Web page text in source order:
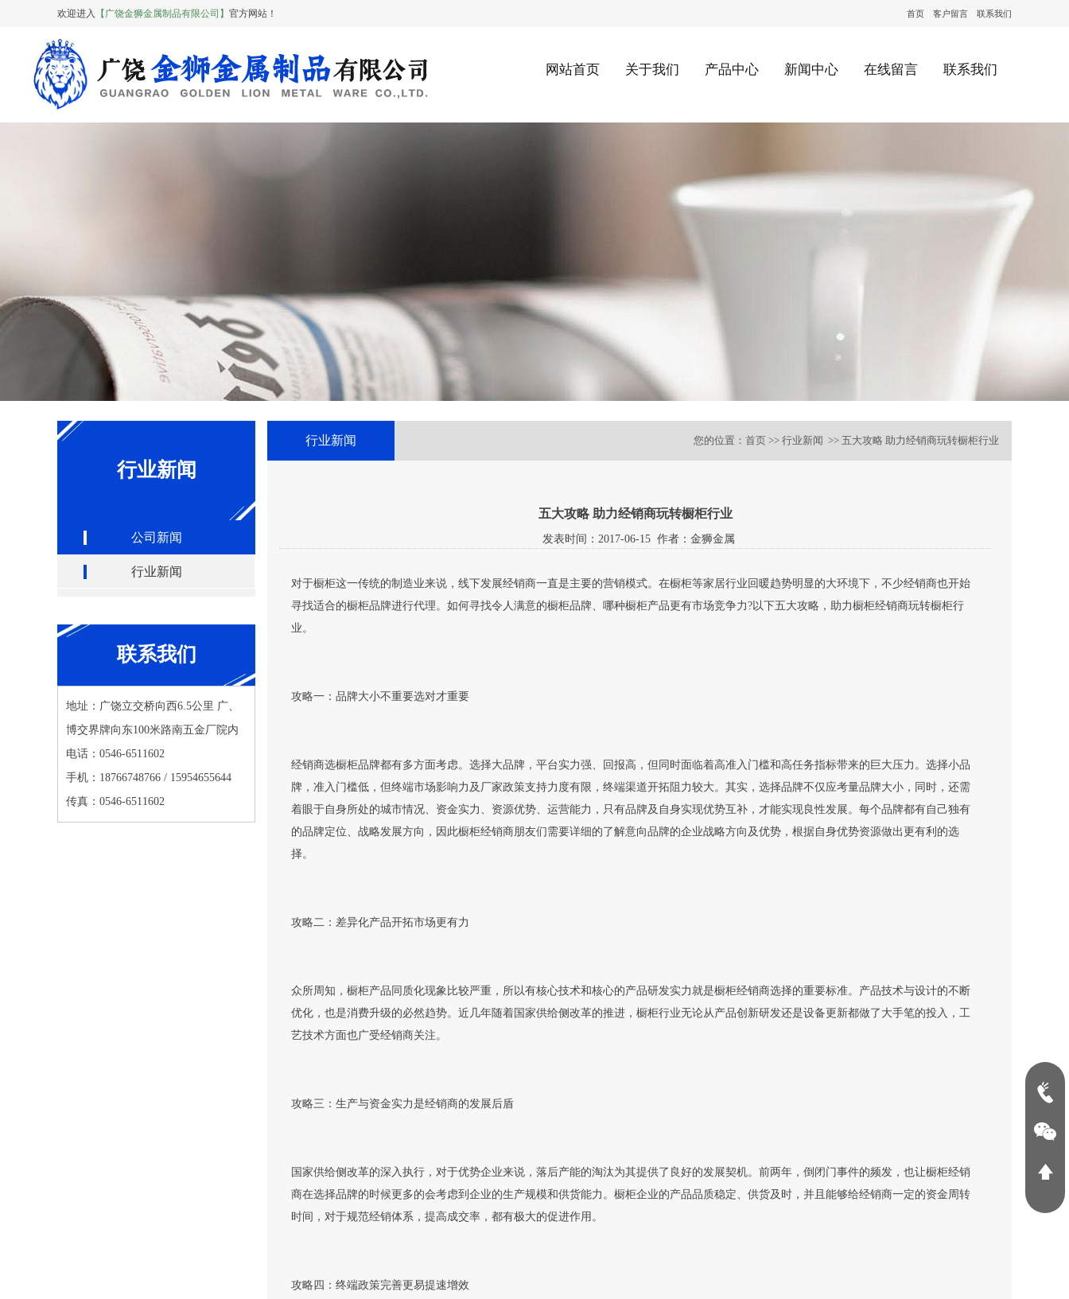
欢迎进入 【广饶金狮金属制品有限公司】 官方网站！ 首页 客户留言 联系我们
网站首页 关于我们 产品中心 新闻中心 在线留言 联系我们
行业新闻
公司新闻
行业新闻
联系我们
地址：广饶立交桥向西6.5公里 广、
博交界牌向东100米路南五金厂院内
电话：0546-6511602
手机：18766748766 / 15954655644
传真：0546-6511602
行业新闻 您的位置： 首页 >> 行业新闻 >> 五大攻略 助力经销商玩转橱柜行业
五大攻略 助力经销商玩转橱柜行业
发表时间： 2017-06-15 作者：金狮金属
对于橱柜这一传统的制造业来说，线下发展经销商一直是主要的营销模式。在橱柜等家居行业回暖趋势明显的大环境下，不少经销商也开始
寻找适合的橱柜品牌进行代理。如何寻找令人满意的橱柜品牌、哪种橱柜产品更有市场竞争力?以下五大攻略，助力橱柜经销商玩转橱柜行
业。
攻略一：品牌大小不重要选对才重要
经销商选橱柜品牌都有多方面考虑。选择大品牌，平台实力强、回报高，但同时面临着高准入门槛和高任务指标带来的巨大压力。选择小品
牌，准入门槛低，但终端市场影响力及厂家政策支持力度有限，终端渠道开拓阻力较大。其实，选择品牌不仅应考量品牌大小，同时，还需
着眼于自身所处的城市情况、资金实力、资源优势、运营能力，只有品牌及自身实现优势互补，才能实现良性发展。每个品牌都有自己独有
的品牌定位、战略发展方向，因此橱柜经销商朋友们需要详细的了解意向品牌的企业战略方向及优势，根据自身优势资源做出更有利的选
择。
攻略二：差异化产品开拓市场更有力
众所周知，橱柜产品同质化现象比较严重，所以有核心技术和核心的产品研发实力就是橱柜经销商选择的重要标准。产品技术与设计的不断
优化，也是消费升级的必然趋势。近几年随着国家供给侧改革的推进，橱柜行业无论从产品创新研发还是设备更新都做了大手笔的投入，工
艺技术方面也广受经销商关注。
攻略三：生产与资金实力是经销商的发展后盾
国家供给侧改革的深入执行，对于优势企业来说，落后产能的淘汰为其提供了良好的发展契机。前两年，倒闭门事件的频发，也让橱柜经销
商在选择品牌的时候更多的会考虑到企业的生产规模和供货能力。橱柜企业的产品品质稳定、供货及时，并且能够给经销商一定的资金周转
时间，对于规范经销体系，提高成交率，都有极大的促进作用。
攻略四：终端政策完善更易提速增效